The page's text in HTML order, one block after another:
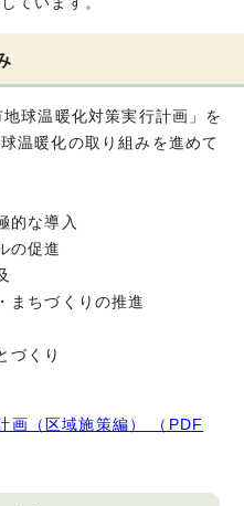
球温暖化対策実行計画」を
温暖化の取り組みを進めて
的な導入
の促進
まちづくりの推進
づくり
画（区域施策編） （PDF